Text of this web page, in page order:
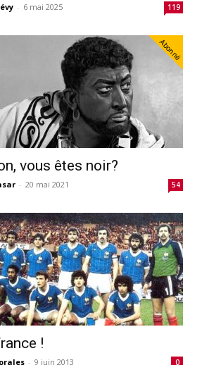
- 6 mai 2025 119
Abonné
vous êtes noir?
- 20 mai 2021 54
!
- 9 juin 2013 0